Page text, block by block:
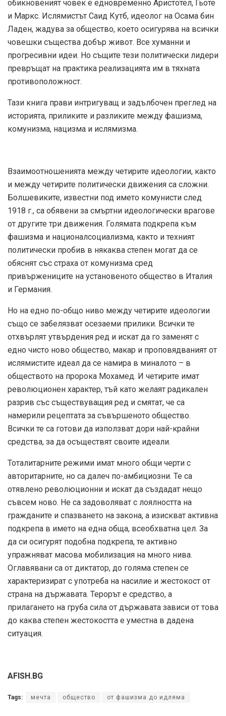
обикновеният човек е едновременно Аристотел, Гьоте
и Маркс. Ислямистът Саид Кутб, идеолог на Осама бин
Ладен, жадува за общество, което осигурява на всички
човешки същества добър живот. Все хуманни и
прогресивни идеи. Но същите тези политически лидери
превръщат на практика реализацията им в тяхната
противоположност.
Тази книга прави интригуващ и задълбочен преглед на
историята, приликите и разликите между фашизма,
комунизма, нацизма и ислямизма.
Взаимоотношенията между четирите идеологии, както
и между четирите политически движения са сложни.
Болшевиките, известни под името комунисти след
1918 г., са обявени за смъртни идеологически врагове
от другите три движения. Голямата подкрепа към
фашизма и националсоциализма, както и техният
политически пробив в някаква степен могат да се
обяснят със страха от комунизма сред
привържениците на установеното общество в Италия
и Германия.
Но на едно по-общо ниво между четирите идеологии
също се забелязват осезаеми прилики. Всички те
отхвърлят утвърдения ред и искат да го заменят с
едно чисто ново общество, макар и проповядваният от
ислямистите идеал да се намира в миналото – в
обществото на пророка Мохамед. И четирите имат
революционен характер, тъй като желаят радикален
разрив със съществуващия ред и смятат, че са
намерили рецептата за съвършеното общество.
Всички те са готови да използват дори най-крайни
средства, за да осъществят своите идеали.
Тоталитарните режими имат много общи черти с
авторитарните, но са далеч по-амбициозни. Те са
отявлено революционни и искат да създадат нещо
съвсем ново. Не са задоволяват с лоялността на
гражданите и спазването на закона, а изискват активна
подкрепа в името на една обща, всеобхватна цел. За
да си осигурят подобна подкрепа, те активно
упражняват масова мобилизация на много нива.
Оглавявани са от диктатор, до голяма степен се
характеризират с употреба на насилие и жестокост от
страна на държавата. Терорът е средство, а
прилагането на груба сила от държавата зависи от това
до каква степен жестокостта е уместна в дадена
ситуация.
AFISH.BG
Tags: мечта общество от фашизма до идляма